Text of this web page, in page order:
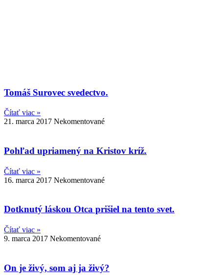
Tomáš Surovec svedectvo.
Čítať viac »
21. marca 2017 Nekomentované
Pohľad upriamený na Kristov kríž.
Čítať viac »
16. marca 2017 Nekomentované
Dotknutý láskou Otca prišiel na tento svet.
Čítať viac »
9. marca 2017 Nekomentované
On je živý, som aj ja živý?